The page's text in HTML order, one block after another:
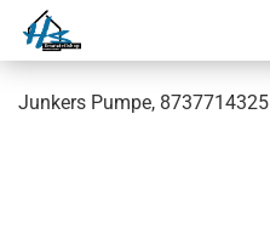
Junkers Pumpe, 8737714325